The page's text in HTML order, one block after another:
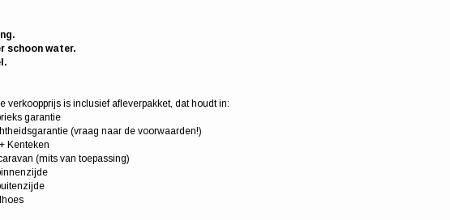
schoon water.
verkoopprijs is inclusief afleverpakket, dat houdt in:
garantie
(vraag naar de voorwaarden!)
Kenteken
(mits van toepassing)